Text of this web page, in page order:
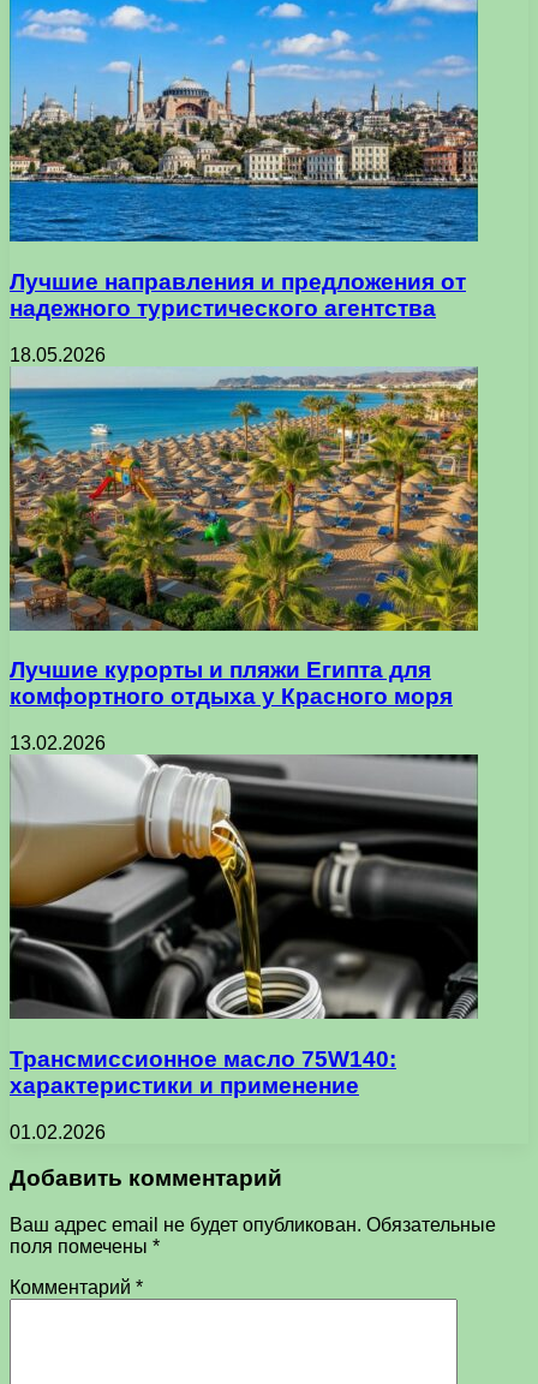
Лучшие направления и предложения от
надежного туристического агентства
18.05.2026
Лучшие курорты и пляжи Египта для
комфортного отдыха у Красного моря
13.02.2026
Трансмиссионное масло 75W140:
характеристики и применение
01.02.2026
Добавить комментарий
Ваш адрес email не будет опубликован. Обязательные
поля помечены *
Комментарий *